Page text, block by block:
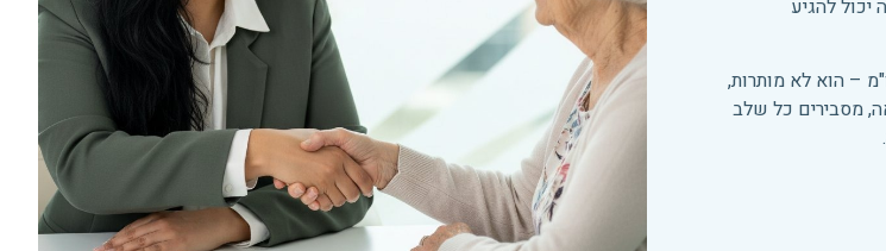
להגיע
– הוא לא מותרות,
מסבירים כל שלב